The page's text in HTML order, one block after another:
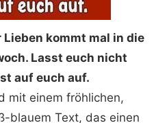
kommt mal in die
Lasst euch nicht
auf euch auf.
mit einem fröhlichen,
blauem Text, das einen